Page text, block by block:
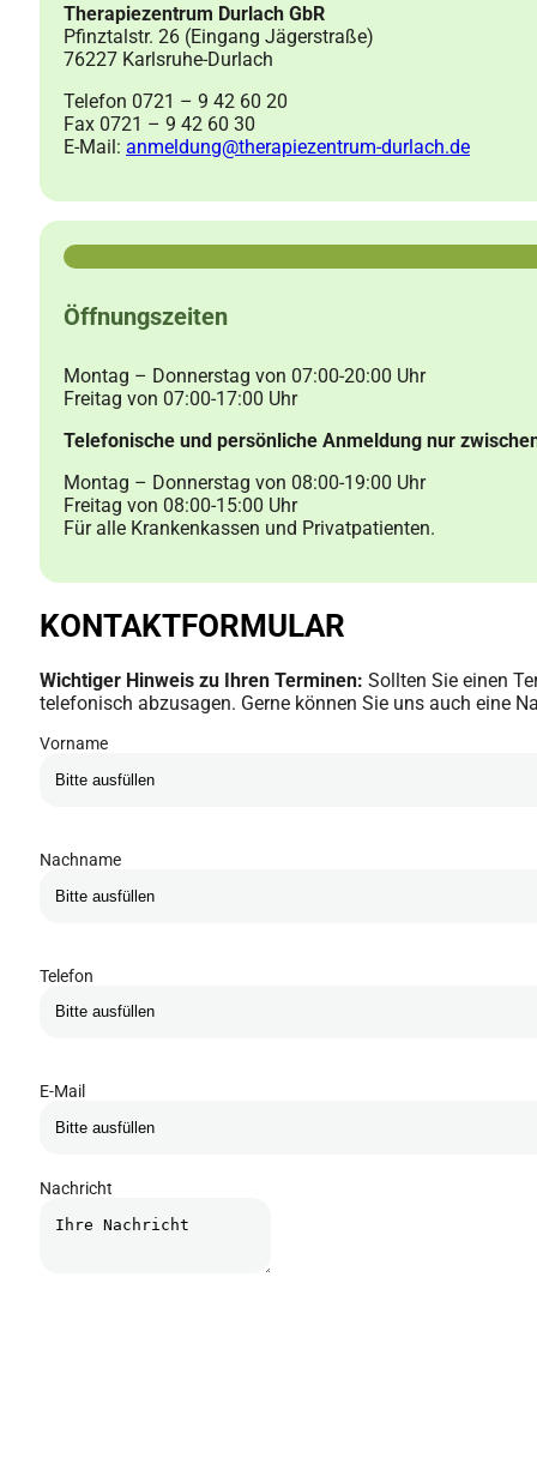
Therapiezentrum Durlach GbR
Pfinztalstr. 26 (Eingang Jägerstraße)
76227 Karlsruhe-Durlach
Telefon 0721 – 9 42 60 20
Fax 0721 – 9 42 60 30
E-Mail: anmeldung@therapiezentrum-durlach.de
Öffnungszeiten
Montag – Donnerstag von 07:00-20:00 Uhr
Freitag von 07:00-17:00 Uhr
Telefonische und persönliche Anmeldung nur
Montag – Donnerstag von 08:00-19:00 Uhr
Freitag von 08:00-15:00 Uhr
Für alle Krankenkassen und Privatpatienten.
KONTAKTFORMULAR
Wichtiger Hinweis zu Ihren Terminen: Sollten Sie einen
telefonisch abzusagen. Gerne können Sie uns auch eine
Vorname
Nachname
Telefon
E-Mail
Nachricht